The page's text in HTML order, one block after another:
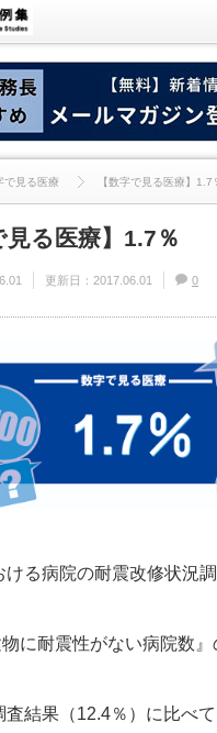
で見る医療 【数字で見る医療】1.7
見る医療】1.7％
更新日： 2017.06.01 0
ける病院の耐震改修状況
物に耐震性がない病院数
査結果（12.4％）に比べ